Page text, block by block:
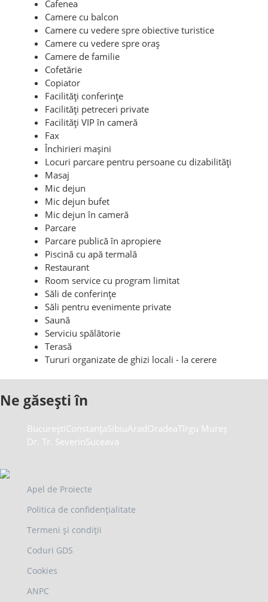
Cafenea
Camere cu balcon
Camere cu vedere spre obiective turistice
Camere cu vedere spre oraș
Camere de familie
Cofetărie
Copiator
Facilități conferințe
Facilități petreceri private
Facilități VIP în cameră
Fax
Închirieri mașini
Locuri parcare pentru persoane cu dizabilități
Masaj
Mic dejun
Mic dejun bufet
Mic dejun în cameră
Parcare
Parcare publică în apropiere
Piscină cu apă termală
Restaurant
Room service cu program limitat
Săli de conferințe
Săli pentru evenimente private
Saună
Serviciu spălătorie
Terasă
Tururi organizate de ghizi locali - la cerere
Ne găsești în
București ConstanțaSibiuAradOradeaTîrgu Mureș
Dr. Tr. SeverinSuceava
Apel de Proiecte
Politica de confidențialitate
Termeni și condiții
Coduri GDS
Cookies
ANPC